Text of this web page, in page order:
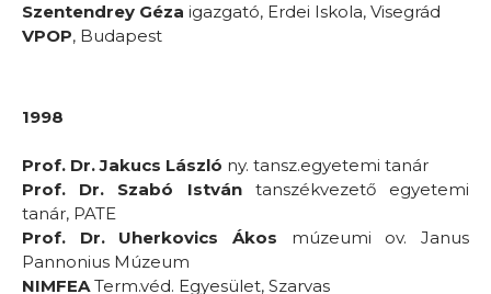
Szentendrey Géza igazgató, Erdei Iskola, Visegrád
VPOP, Budapest
1998
Prof. Dr. Jakucs László ny. tansz.egyetemi tanár
Prof. Dr. Szabó István tanszékvezető egyetemi
tanár, PATE
Prof. Dr. Uherkovics Ákos múzeumi ov. Janus
Pannonius Múzeum
NIMFEATerm.véd. Egyesület, Szarvas